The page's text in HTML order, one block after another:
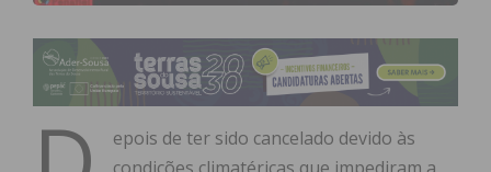
epois de ter sido cancelado devido às